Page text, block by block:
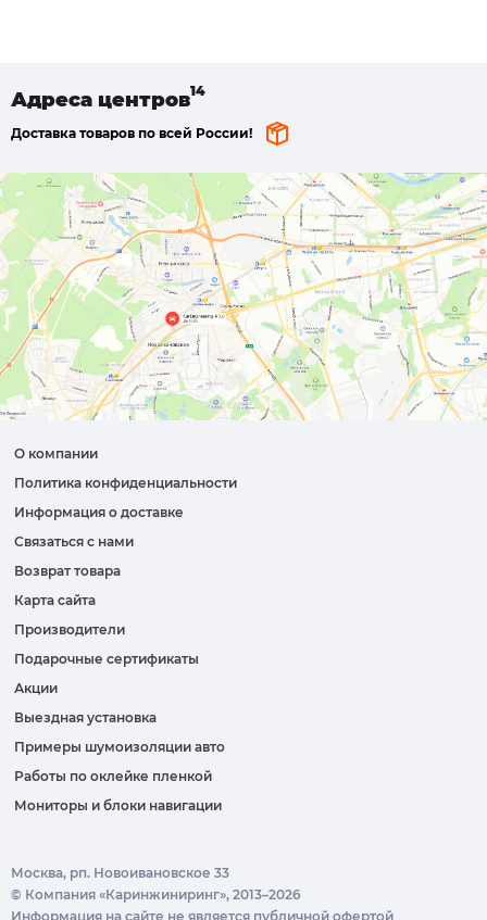
Адреса центров
Доставка товаров по всей России!
О компании
Политика конфиденциальности
Информация о доставке
Связаться с нами
Возврат товара
Карта сайта
Производители
Подарочные сертификаты
Акции
Выездная установка
Примеры шумоизоляции авто
Работы по оклейке пленкой
Мониторы и блоки навигации
© Компания «Каринжиниринг», 2013–2026
Москва, рп. Новоивановское 33
Информация на сайте не является публичной офертой